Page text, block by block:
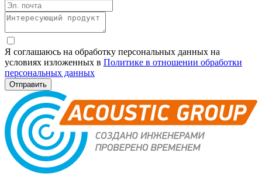
Я соглашаюсь на обработку персональных данных на
условиях изложенных в Политике в отношении обработки
персональных данных